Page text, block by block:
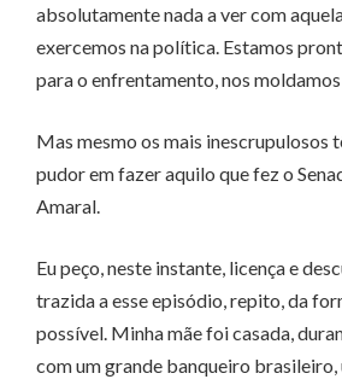
absolutamente nada a ver com
exercemos na política. Estamos
para o enfrentamento, nos
Mas mesmo os mais inescrupulosos
pudor em fazer aquilo que fez o
Amaral.
Eu peço, neste instante, licença e
trazida a esse episódio, repito, da
possível. Minha mãe foi casada,
com um grande banqueiro brasileiro,